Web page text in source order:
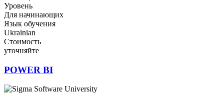
Уровень
Для начинающих
Язык обучения
Ukrainian
Стоимость
уточняйте
POWER BI